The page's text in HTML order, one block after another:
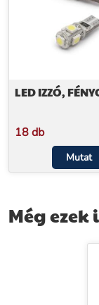
LED IZZÓ,
18 db
Mutat
Még ezek